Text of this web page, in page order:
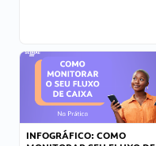
INFOGRÁFICO: COMO